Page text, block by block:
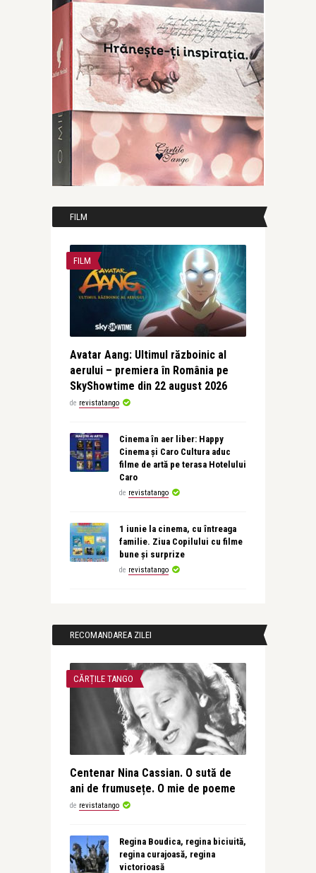
FILM
FILM
Avatar Aang: Ultimul războinic al
aerului – premiera în România pe
SkyShowtime din 22 august 2026
de revistatango
Cinema în aer liber: Happy
Cinema și Caro Cultura aduc
filme de artă pe terasa Hotelului
Caro
de revistatango
1 iunie la cinema, cu întreaga
familie. Ziua Copilului cu filme
bune și surprize
de revistatango
RECOMANDAREA ZILEI
CĂRȚILE TANGO
Centenar Nina Cassian. O sută de
ani de frumusețe. O mie de poeme
de revistatango
Regina Boudica, regina biciuită,
regina curajoasă, regina
victorioasă